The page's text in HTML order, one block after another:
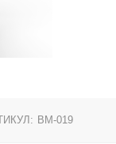
BM-019